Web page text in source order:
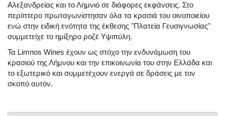
Αλεξανδρείας και το Λημνιό σε διάφορες εκφάνσεις. Στο
περίπτερο πρωταγωνίστησαν όλα τα κρασιά του οινοποιείου
ενώ στην ειδική ενότητα της έκθεσης "Πλατεία Γευσιγνωσίας"
συμμετείχε το ημίξηρο ροζέ Υψιπύλη.
Τα Limnos Wines έχουν ως στόχο την ενδυνάμωση του
κρασιού της Λήμνου και την επικοινωνία του στην Ελλάδα και
το εξωτερικό και συμμετέχουν ενεργά σε δράσεις με τον
σκοπό αυτόν.